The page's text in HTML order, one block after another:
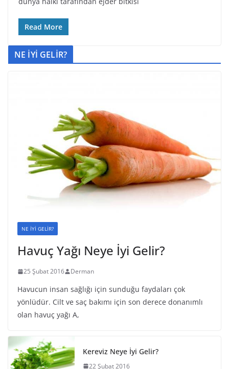
Read More
NE İYİ GELİR?
NE İYİ GELİR?
Havuç Yağı Neye İyi Gelir?
25 Şubat 2016 Derman
Havucun insan sağlığı için sunduğu faydaları çok
yönlüdür. Cilt ve saç bakımı için son derece donanımlı
olan havuç yağı A,
Kereviz Neye İyi Gelir?
22 Şubat 2016